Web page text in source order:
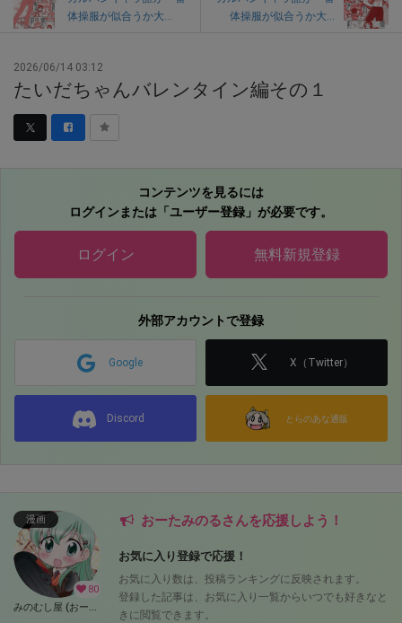
体操服が似合うか大...
体操服が似合うか大...
2026/06/14 03:12
たいだちゃんバレンタイン編その１
コンテンツを見るには
ログインまたは「ユーザー登録」が必要です。
ログイン 無料新規登録
外部アカウントで登録
Google X（Twitter）
Discord とらのあな通販
80
漫画
みのむし屋 (おーたみのる)
おーたみのるさんを応援しよう！
お気に入り登録で応援！
お気に入り数は、投稿ランキングに反映されます。
登録した記事は、お気に入り一覧からいつでも好きなと
きに閲覧できます。